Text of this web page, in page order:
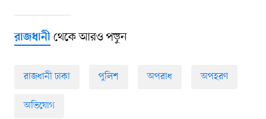
রাজধানীথেকে আরও পড়ুন
রাজধানী ঢাকা পুলিশ অপরাধ অপহরণ
অভিযোগ